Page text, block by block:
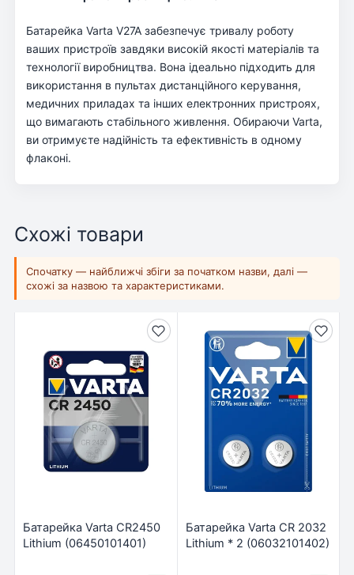
Батарейка Varta V27A забезпечує тривалу роботу
ваших пристроїв завдяки високій якості матеріалів та
технології виробництва. Вона ідеально підходить для
використання в пультах дистанційного керування,
медичних приладах та інших електронних пристроях,
що вимагають стабільного живлення. Обираючи Varta,
ви отримуєте надійність та ефективність в одному
флаконі.
Схожі товари
Спочатку — найближчі збіги за початком назви, далі —
схожі за назвою та характеристиками.
Батарейка Varta CR2450
Lithium (06450101401)
Батарейка Varta CR 2032
Lithium * 2 (06032101402)